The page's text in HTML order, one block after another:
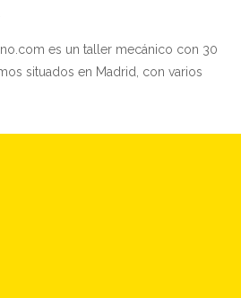
es un taller mecánico con 30
situados en Madrid, con varios